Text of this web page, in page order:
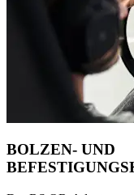
BOLZEN- UND